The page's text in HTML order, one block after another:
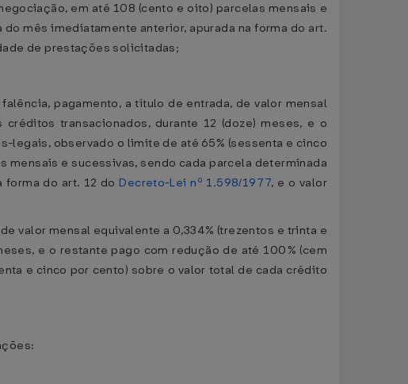
em até 108 (cento e oito) parcelas mensais e
mês imediatamente anterior, apurada na forma do art.
de prestações solicitadas;
pagamento, a título de entrada, de valor mensal
transacionados, durante 12 (doze) meses, e o
legais, observado o limite de até 65% (sessenta e cinco
e sucessivas, sendo cada parcela determinada
forma do art. 12 do Decreto-Lei nº 1.598/1977, e o valor
valor mensal equivalente a 0,334% (trezentos e trinta e
e o restante pago com redução de até 100% (cem
e cinco por cento) sobre o valor total de cada crédito